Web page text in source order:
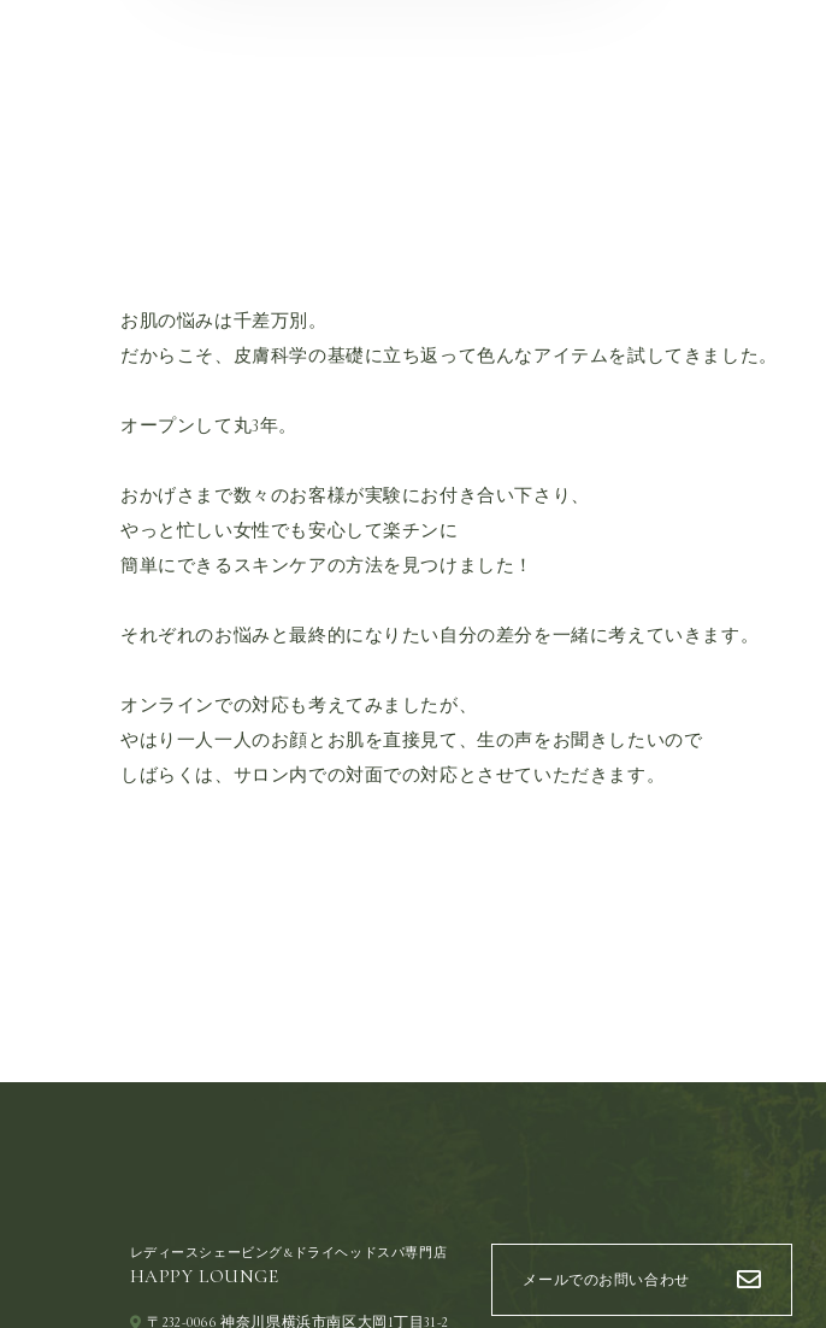
お肌の悩みは千差万別。
だからこそ、皮膚科学の基礎に立ち返って色んなアイテムを試してきました。
オープンして丸3年。
おかげさまで数々のお客様が実験にお付き合い下さり、
やっと忙しい女性でも安心して楽チンに
簡単にできるスキンケアの方法を見つけました！
それぞれのお悩みと最終的になりたい自分の差分を一緒に考えていきます。
オンラインでの対応も考えてみましたが、
やはり一人一人のお顔とお肌を直接見て、生の声をお聞きしたいので
しばらくは、サロン内での対面での対応とさせていただきます。
レディースシェービング&ドライヘッドスパ専門店
HAPPY LOUNGE
〒232-0066 神奈川県横浜市南区大岡1丁目31-2
メールでのお問い合わせ